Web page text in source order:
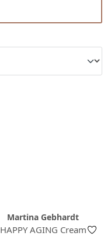
Martina Gebhardt
HAPPY AGING Cream